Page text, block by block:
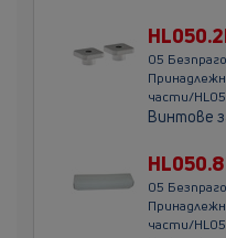
05
части/
Винтове
05
части/